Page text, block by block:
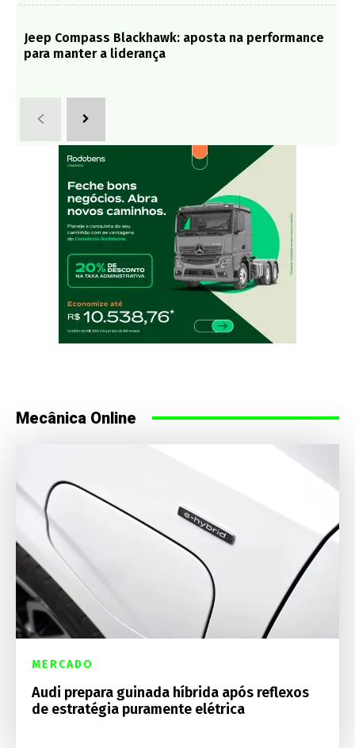
Jeep Compass Blackhawk: aposta na performance
para manter a liderança
Mecânica Online
MERCADO
Audi prepara guinada híbrida após reflexos
de estratégia puramente elétrica